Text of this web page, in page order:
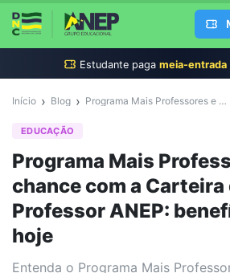
Estudante paga meia-entrada
Início › Blog › Programa Mais Professores e a sua chance com a Carteira de Professor ANEP: benefícios reais hoje
EDUCAÇÃO
Programa Mais
chance com a Carteira
Professor ANEP:
hoje
Entenda o Programa Mais